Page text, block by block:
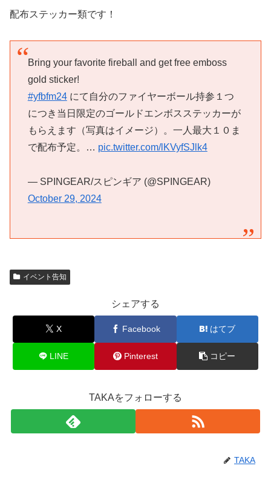
配布ステッカー類です！
Bring your favorite fireball and get free emboss
gold sticker!
#yfbfm24にて自分のファイヤーボール持参１つ
につき当日限定のゴールドエンボスステッカーが
もらえます（写真はイメージ）。一人最大１０ま
で配布予定。… pic.twitter.com/lKVyfSJlk4
— SPINGEAR/スピンギア (@SPINGEAR)
October 29, 2024
イベント告知
シェアする
X Facebook はてブ
LINE Pinterest コピー
TAKAをフォローする
TAKA